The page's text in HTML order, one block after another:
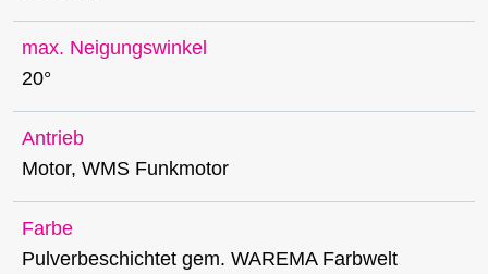
max. Neigungswinkel
20°
Antrieb
Motor, WMS Funkmotor
Farbe
Pulverbeschichtet gem. WAREMA Farbwelt